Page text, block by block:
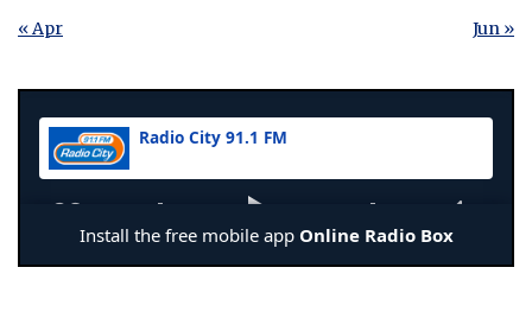
« Apr
Jun »